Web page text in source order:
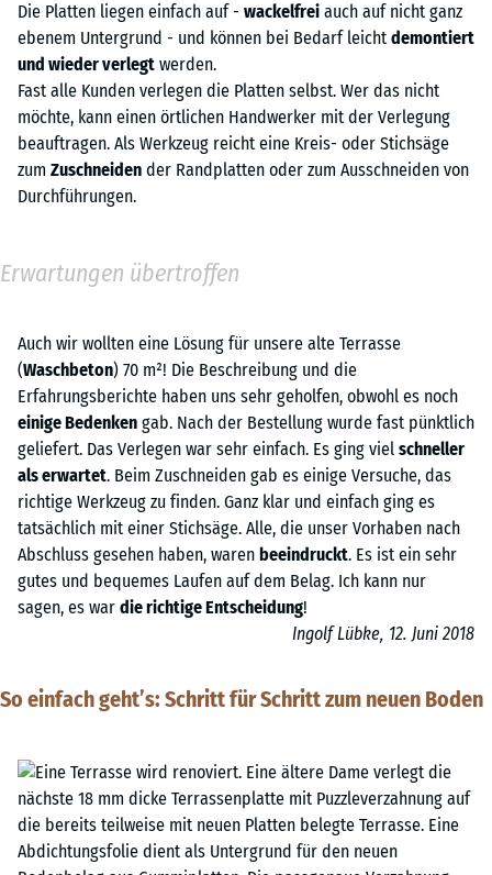
Die Platten liegen einfach auf - wackelfrei auch auf nicht ganz
ebenem Untergrund - und können bei Bedarf leicht demontiert
und wieder verlegt werden.
Fast alle Kunden verlegen die Platten selbst. Wer das nicht
möchte, kann einen örtlichen Handwerker mit der Verlegung
beauftragen. Als Werkzeug reicht eine Kreis- oder Stichsäge
zum Zuschneiden der Randplatten oder zum Ausschneiden von
Durchführungen.
Erwartungen übertroffen
Auch wir wollten eine Lösung für unsere alte Terrasse
(Waschbeton) 70 m²! Die Beschreibung und die
Erfahrungsberichte haben uns sehr geholfen, obwohl es noch
einige Bedenken gab. Nach der Bestellung wurde fast pünktlich
geliefert. Das Verlegen war sehr einfach. Es ging viel schneller
als erwartet. Beim Zuschneiden gab es einige Versuche, das
richtige Werkzeug zu finden. Ganz klar und einfach ging es
tatsächlich mit einer Stichsäge. Alle, die unser Vorhaben nach
Abschluss gesehen haben, waren beeindruckt. Es ist ein sehr
gutes und bequemes Laufen auf dem Belag. Ich kann nur
sagen, es war die richtige Entscheidung!
Ingolf Lübke, 12. Juni 2018
So einfach geht’s: Schritt für Schritt zum neuen Boden